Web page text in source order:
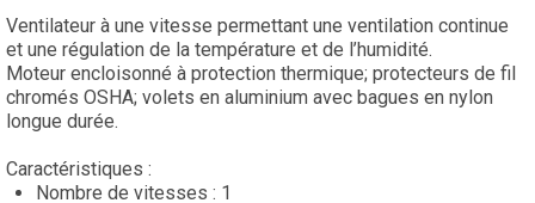
Ventilateur à une vitesse permettant une ventilation continue
et une régulation de la température et de l’humidité.
Moteur encloisonné à protection thermique; protecteurs de fil
chromés OSHA; volets en aluminium avec bagues en nylon
longue durée.
Caractéristiques :
Nombre de vitesses : 1